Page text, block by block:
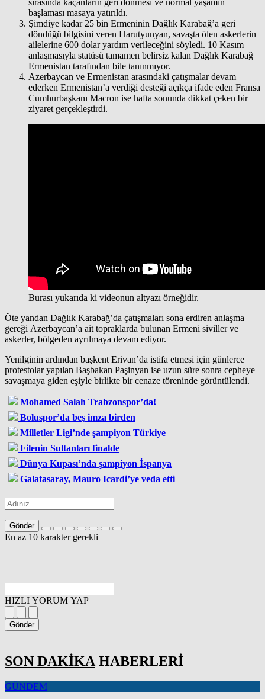
başlaması masaya yatırıldı.
Şimdiye kadar 25 bin Ermeninin Dağlık Karabağ’a geri
döndüğü bilgisini veren Harutyunyan, savaşta ölen askerlerin
ailelerine 600 dolar yardım verileceğini söyledi. 10 Kasım
anlaşmasıyla statüsü tamamen belirsiz kalan Dağlık Karabağ
Ermenistan tarafından bile tanınmıyor.
Azerbaycan ve Ermenistan arasındaki çatışmalar devam
ederken Ermenistan’a verdiği desteği açıkça ifade eden Fransa
Cumhurbaşkanı Macron ise hafta sonunda dikkat çeken bir
ziyaret gerçekleştirdi.
Burası yukarıda ki videonun altyazı örneğidir.
Öte yandan Dağlık Karabağ’da çatışmaları sona erdiren anlaşma
gereği Azerbaycan’a ait topraklarda bulunan Ermeni siviller ve
askerler, bölgeden ayrılmaya devam ediyor.
Yenilginin ardından başkent Erivan’da istifa etmesi için günlerce
protestolar yapılan Başbakan Paşinyan ise uzun süre sonra cepheye
savaşmaya giden eşiyle birlikte bir cenaze töreninde görüntülendi.
Mohamed Salah Trabzonspor’da!
Boluspor’da beş imza birden
Milletler Ligi’nde şampiyon Türkiye
Filenin Sultanları finalde
Dünya Kupası’nda şampiyon İspanya
Galatasaray, Mauro Icardi’ye veda etti
Gönder
En az 10 karakter gerekli
HIZLI YORUM YAP
Gönder
SON DAKİKA HABERLERİ
GÜNDEM